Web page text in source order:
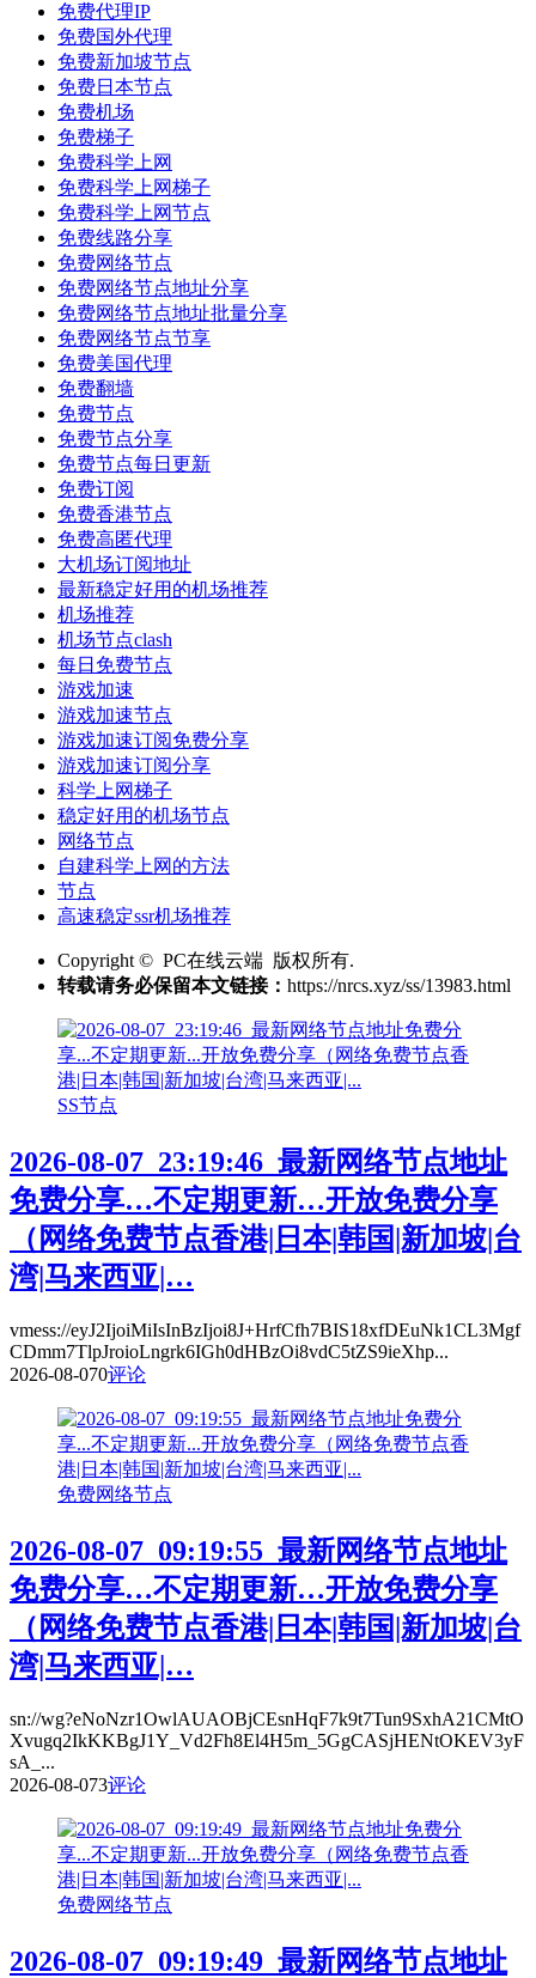
免费代理IP
免费国外代理
免费新加坡节点
免费日本节点
免费机场
免费梯子
免费科学上网
免费科学上网梯子
免费科学上网节点
免费线路分享
免费网络节点
免费网络节点地址分享
免费网络节点地址批量分享
免费网络节点节享
免费美国代理
免费翻墙
免费节点
免费节点分享
免费节点每日更新
免费订阅
免费香港节点
免费高匿代理
大机场订阅地址
最新稳定好用的机场推荐
机场推荐
机场节点clash
每日免费节点
游戏加速
游戏加速节点
游戏加速订阅免费分享
游戏加速订阅分享
科学上网梯子
稳定好用的机场节点
网络节点
自建科学上网的方法
节点
高速稳定ssr机场推荐
Copyright © PC在线云端 版权所有.
转载请务必保留本文链接： https://nrcs.xyz/ss/13983.html
SS节点
2026-08-07_23:19:46_最新网络节点地址
免费分享…不定期更新…开放免费分享
（网络免费节点香港|日本|韩国|新加坡|台
湾|马来西亚|…
vmess://eyJ2IjoiMiIsInBzIjoi8J+HrfCfh7BIS18xfDEuNk1CL3Mgf
CDmm7TlpJroioLngrk6IGh0dHBzOi8vdC5tZS9ieXhp...
2026-08-070评论
免费网络节点
2026-08-07_09:19:55_最新网络节点地址
免费分享…不定期更新…开放免费分享
（网络免费节点香港|日本|韩国|新加坡|台
湾|马来西亚|…
sn://wg?eNoNzr1OwlAUAOBjCEsnHqF7k9t7Tun9SxhA21CMtO
Xvugq2IkKKBgJ1Y_Vd2Fh8El4H5m_5GgCASjHENtOKEV3yF
sA_...
2026-08-073评论
免费网络节点
2026-08-07_09:19:49_最新网络节点地址